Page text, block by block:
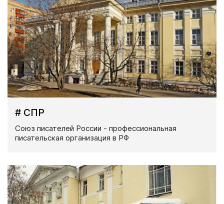
# СПР
Союз писателей России - профессиональная
писательская организация в РФ